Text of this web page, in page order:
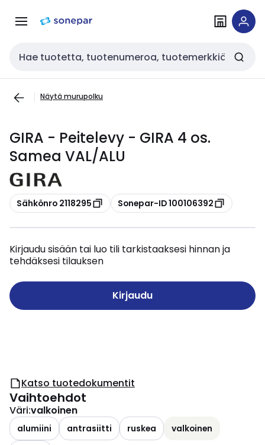
navigointiinsisältöön
Haku
Näytä murupolku
GIRA - Peitelevy - GIRA 4 os.
Samea VAL/ALU
Kopioi
Sähkönro 2118295 Kopioi
Sonepar-ID 100106392
Kirjaudu sisään tai luo tili tarkistaaksesi hinnan ja
tehdäksesi tilauksen
Kirjaudu
Katso tuotedokumentit
Vaihtoehdot
Väri:valkoinen
alumiini antrasiitti ruskea
valkoinen